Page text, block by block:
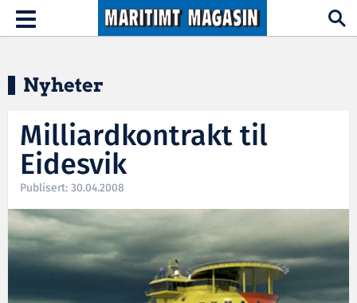
Hopp til hovedinnhold
Toggle
navigation
Nyheter
Milliardkontrakt til
Eidesvik
Publisert: 30.04.2008